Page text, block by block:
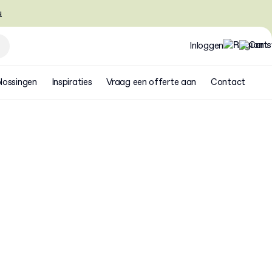
Inloggen
Inspiraties Vraag een offerte aan Contact